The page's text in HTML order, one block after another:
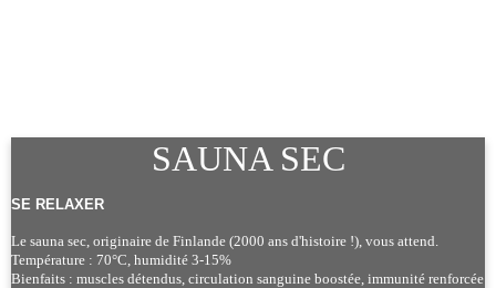
SAUNA SEC
SE RELAXER
Le sauna sec, originaire de Finlande (2000 ans d'histoire !), vous attend.
Température : 70°C, humidité 3-15%
Bienfaits : muscles détendus, circulation sanguine boostée, immunité renforcée